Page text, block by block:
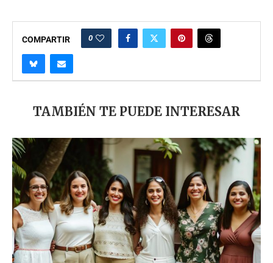
COMPARTIR 0
TAMBIÉN TE PUEDE INTERESAR